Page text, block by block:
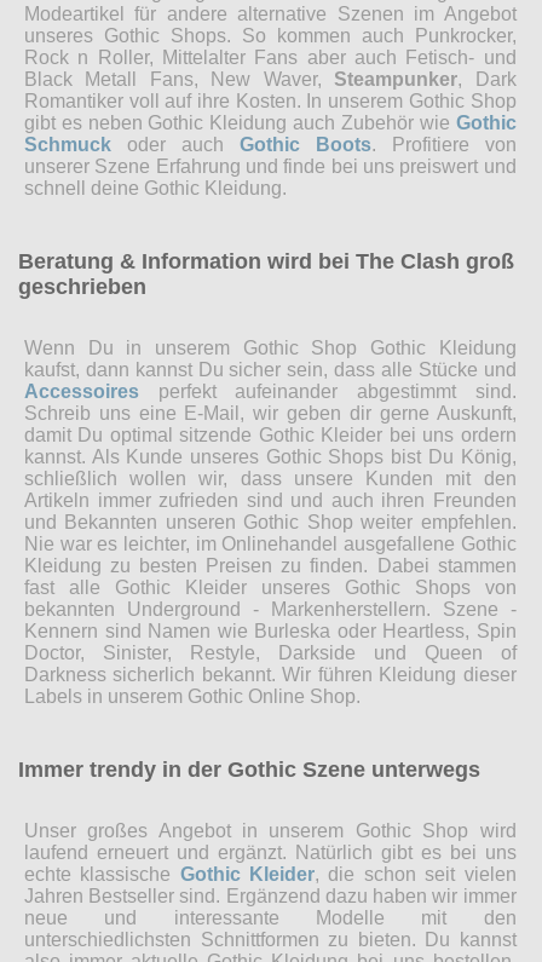
Modeartikel für andere alternative Szenen im Angebot
unseres Gothic Shops. So kommen auch Punkrocker,
Rock n Roller, Mittelalter Fans aber auch Fetisch- und
Black Metall Fans, New Waver, Steampunker, Dark
Romantiker voll auf ihre Kosten. In unserem Gothic Shop
gibt es neben Gothic Kleidung auch Zubehör wie Gothic
Schmuck oder auch Gothic Boots. Profitiere von
unserer Szene Erfahrung und finde bei uns preiswert und
schnell deine Gothic Kleidung.
Beratung & Information wird bei The Clash groß
geschrieben
Wenn Du in unserem Gothic Shop Gothic Kleidung
kaufst, dann kannst Du sicher sein, dass alle Stücke und
Accessoires perfekt aufeinander abgestimmt sind.
Schreib uns eine E-Mail, wir geben dir gerne Auskunft,
damit Du optimal sitzende Gothic Kleider bei uns ordern
kannst. Als Kunde unseres Gothic Shops bist Du König,
schließlich wollen wir, dass unsere Kunden mit den
Artikeln immer zufrieden sind und auch ihren Freunden
und Bekannten unseren Gothic Shop weiter empfehlen.
Nie war es leichter, im Onlinehandel ausgefallene Gothic
Kleidung zu besten Preisen zu finden. Dabei stammen
fast alle Gothic Kleider unseres Gothic Shops von
bekannten Underground - Markenherstellern. Szene -
Kennern sind Namen wie Burleska oder Heartless, Spin
Doctor, Sinister, Restyle, Darkside und Queen of
Darkness sicherlich bekannt. Wir führen Kleidung dieser
Labels in unserem Gothic Online Shop.
Immer trendy in der Gothic Szene unterwegs
Unser großes Angebot in unserem Gothic Shop wird
laufend erneuert und ergänzt. Natürlich gibt es bei uns
echte klassische Gothic Kleider, die schon seit vielen
Jahren Bestseller sind. Ergänzend dazu haben wir immer
neue und interessante Modelle mit den
unterschiedlichsten Schnittformen zu bieten. Du kannst